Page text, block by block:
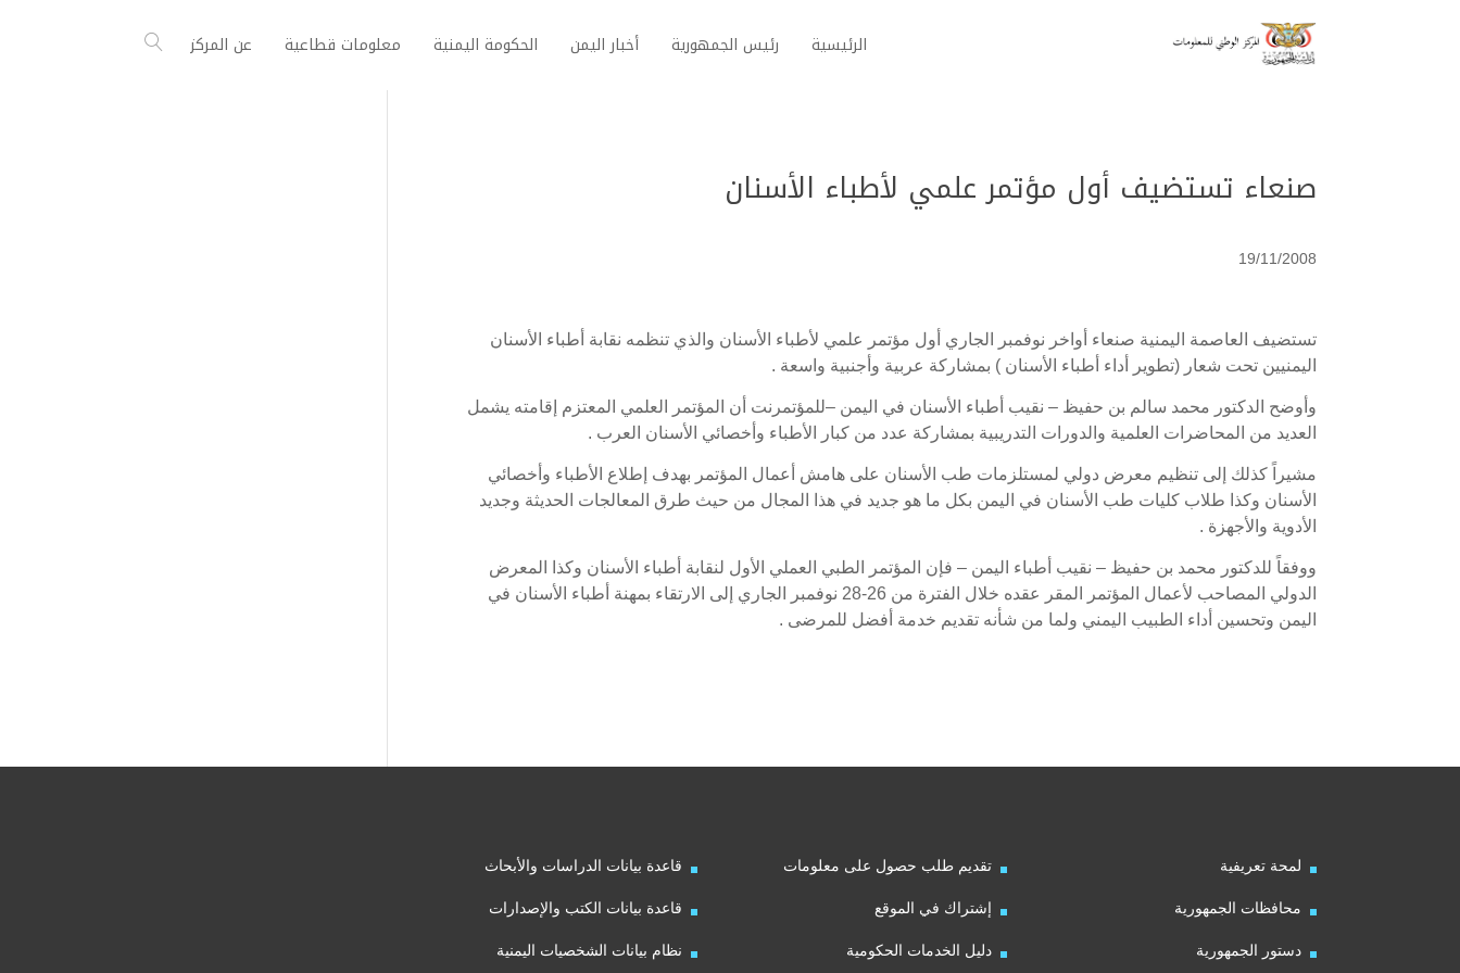
الرئيسية رئيس الجمهورية أخبار اليمن الحكومة اليمنية معلومات قطاعية عن المركز
صنعاء تستضيف أول مؤتمر علمي لأطباء الأسنان
19/11/2008
تستضيف العاصمة اليمنية صنعاء أواخر نوفمبر الجاري أول مؤتمر علمي لأطباء الأسنان والذي تنظمه نقابة أطباء الأسنان
اليمنيين تحت شعار (تطوير أداء أطباء الأسنان ) بمشاركة عربية وأجنبية واسعة .
وأوضح الدكتور محمد سالم بن حفيظ – نقيب أطباء الأسنان في اليمن –للمؤتمرنت أن المؤتمر العلمي المعتزم إقامته يشمل
العديد من المحاضرات العلمية والدورات التدريبية بمشاركة عدد من كبار الأطباء وأخصائي الأسنان العرب .
مشيراً كذلك إلى تنظيم معرض دولي لمستلزمات طب الأسنان على هامش أعمال المؤتمر بهدف إطلاع الأطباء وأخصائي
الأسنان وكذا طلاب كليات طب الأسنان في اليمن بكل ما هو جديد في هذا المجال من حيث طرق المعالجات الحديثة وجديد
الأدوية والأجهزة .
ووفقاً للدكتور محمد بن حفيظ – نقيب أطباء اليمن – فإن المؤتمر الطبي العملي الأول لنقابة أطباء الأسنان وكذا المعرض
الدولي المصاحب لأعمال المؤتمر المقر عقده خلال الفترة من 26-28 نوفمبر الجاري إلى الارتقاء بمهنة أطباء الأسنان في
اليمن وتحسين أداء الطبيب اليمني ولما من شأنه تقديم خدمة أفضل للمرضى .
لمحة تعريفية
محافظات الجمهورية
دستور الجمهورية
تقديم طلب حصول على معلومات
إشتراك في الموقع
دليل الخدمات الحكومية
قاعدة بيانات الدراسات والأبحاث
قاعدة بيانات الكتب والإصدارات
نظام بيانات الشخصيات اليمنية